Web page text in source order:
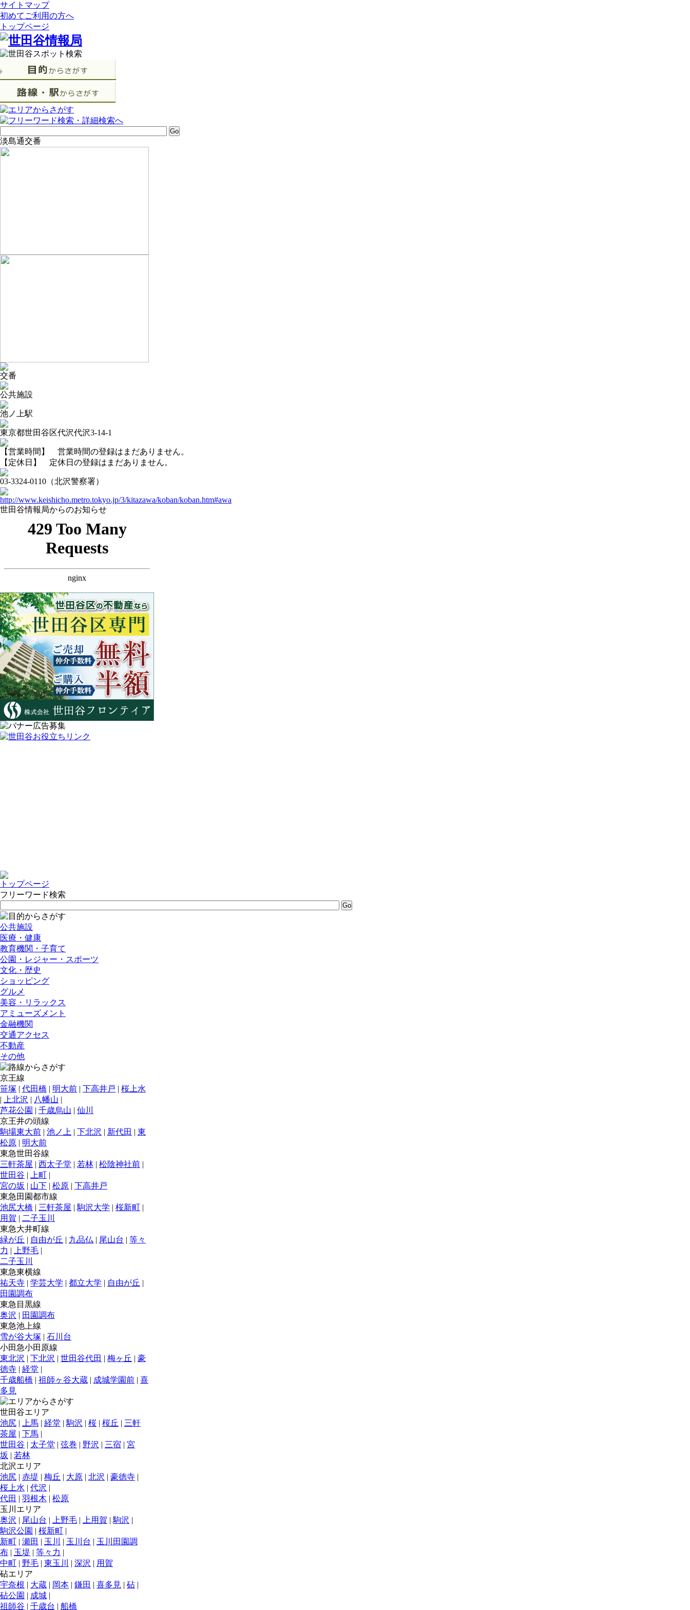
サイトマップ
初めてご利用の方へ
トップページ
淡島通交番
交番
公共施設
池ノ上駅
東京都世田谷区代沢代沢3-14-1
【営業時間】 営業時間の登録はまだありません。
【定休日】 定休日の登録はまだありません。
03-3324-0110（北沢警察署）
http://www.keishicho.metro.tokyo.jp/3/kitazawa/koban/koban.htm#awa
世田谷情報局からのお知らせ
トップページ
フリーワード検索
公共施設
医療・健康
教育機関・子育て
公園・レジャー・スポーツ
文化・歴史
ショッピング
グルメ
美容・リラックス
アミューズメント
金融機関
交通アクセス
不動産
その他
京王線
笹塚 | 代田橋 | 明大前 | 下高井戸 | 桜上水
|
上北沢 | 八幡山 |
芦花公園 | 千歳烏山 | 仙川
京王井の頭線
駒場東大前 | 池ノ上 | 下北沢 | 新代田 | 東
松原 | 明大前
東急世田谷線
三軒茶屋 | 西太子堂 | 若林 | 松陰神社前 |
世田谷 | 上町 |
宮の坂 | 山下 | 松原 | 下高井戸
東急田園都市線
池尻大橋 | 三軒茶屋 | 駒沢大学 | 桜新町 |
用賀 | 二子玉川
東急大井町線
緑が丘 | 自由が丘 | 九品仏 | 尾山台 | 等々
力 | 上野毛 |
二子玉川
東急東横線
祐天寺 | 学芸大学 | 都立大学 | 自由が丘 |
田園調布
東急目黒線
奥沢 | 田園調布
東急池上線
雪が谷大塚 | 石川台
小田急小田原線
東北沢 | 下北沢 | 世田谷代田 | 梅ヶ丘 | 豪
徳寺 | 経堂 |
千歳船橋 | 祖師ヶ谷大蔵 | 成城学園前 | 喜
多見
世田谷エリア
池尻 | 上馬 | 経堂 | 駒沢 | 桜 | 桜丘 | 三軒
茶屋 | 下馬 |
世田谷 | 太子堂 | 弦巻 | 野沢 | 三宿 | 宮
坂 | 若林
北沢エリア
池尻 | 赤堤 | 梅丘 | 大原 | 北沢 | 豪徳寺 |
桜上水 | 代沢 |
代田 | 羽根木 | 松原
玉川エリア
奥沢 | 尾山台 | 上野毛 | 上用賀 | 駒沢 |
駒沢公園 | 桜新町 |
新町 | 瀬田 | 玉川 | 玉川台 | 玉川田園調
布 | 玉堤 | 等々力 |
中町 | 野毛 | 東玉川 | 深沢 | 用賀
砧エリア
宇奈根 | 大蔵 | 岡本 | 鎌田 | 喜多見 | 砧 |
砧公園 | 成城 |
祖師谷 | 千歳台 | 船橋